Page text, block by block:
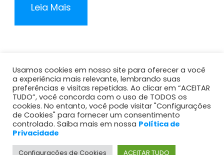
Leia Mais
Next
Todos os Direitos Reservados © 2026 Restaurante
Canal de Denúncias
Trabalhe Conosco
Usamos cookies em nosso site para oferecer a você
a experiência mais relevante, lembrando suas
preferências e visitas repetidas. Ao clicar em “ACEITAR
TUDO”, você concorda com o uso de TODOS os
cookies. No entanto, você pode visitar "Configurações
de Cookies" para fornecer um consentimento
controlado. Saiba mais em nossa Política de
Privacidade
Configurações de Cookies ACEITAR TUDO